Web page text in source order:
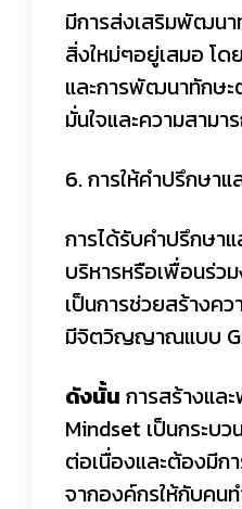
มีการส่งเสริมพัฒนา
สิ่งใหม่ๆอยู่เสมอ โด
และการพัฒนาทักษะ
มั่นใจและความสามา
6. การให้คำปรึกษา
การได้รับคำปรึกษา
บริหารหรือเพื่อนร่ว
เป็นการช่วยสร้างคว
มีจิตวิญญาณแบบ
ดังนั้น การสร้างแ
Mindset เป็นกระบ
ต่อเนื่องและต้องมีก
จากองค์กรให้กับคน